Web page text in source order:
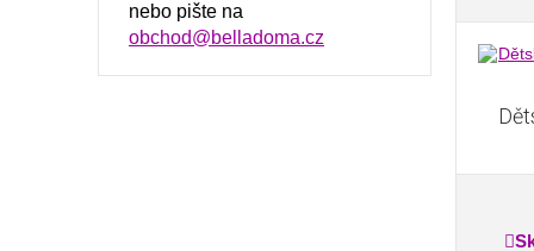
nebo pište na
obchod@belladoma.cz